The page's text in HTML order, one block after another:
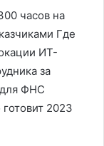
часов на
Где
ИТ-
за
для ФНС
2023